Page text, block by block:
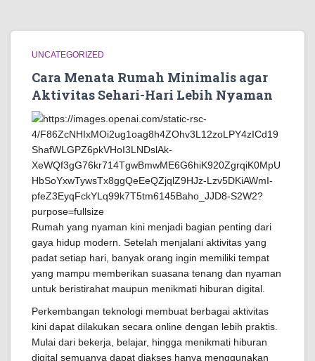
UNCATEGORIZED
Cara Menata Rumah Minimalis agar
Aktivitas Sehari-Hari Lebih Nyaman
Rumah yang nyaman kini menjadi bagian penting dari
gaya hidup modern. Setelah menjalani aktivitas yang
padat setiap hari, banyak orang ingin memiliki tempat
yang mampu memberikan suasana tenang dan nyaman
untuk beristirahat maupun menikmati hiburan digital.
Perkembangan teknologi membuat berbagai aktivitas
kini dapat dilakukan secara online dengan lebih praktis.
Mulai dari bekerja, belajar, hingga menikmati hiburan
digital semuanya dapat diakses hanya menggunakan